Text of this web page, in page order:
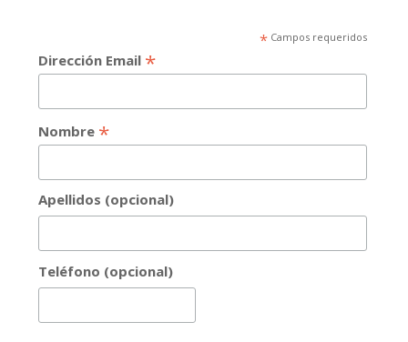
*Campos requeridos
Dirección Email *
Nombre *
Apellidos (opcional)
Teléfono (opcional)